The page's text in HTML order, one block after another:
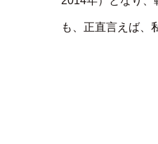
も、正直言えば、